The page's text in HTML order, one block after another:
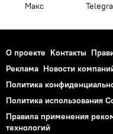
Макс
О проекте Контакты
Реклама Новости
Политика
Политика использования
Правила применения
технологий